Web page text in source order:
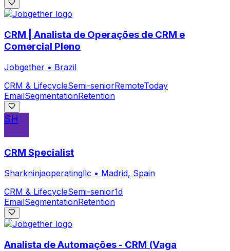
CRM | Analista de Operações de CRM e
Comercial Pleno
Jobgether • Brazil
CRM & LifecycleSemi-seniorRemoteToday
EmailSegmentationRetention
SH
CRM Specialist
Sharkninjaoperatingllc • Madrid, Spain
CRM & LifecycleSemi-senior1d
EmailSegmentationRetention
Analista de Automações - CRM (Vaga